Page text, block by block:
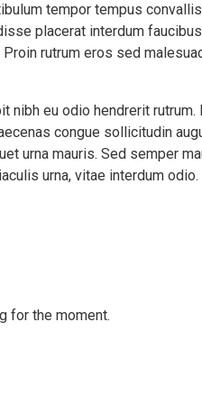
tempor tempus
placerat interdum
rutrum eros sed
nibh eu odio hendrerit
congue sollicitudin
urna mauris. Sed semper
urna, vitae interdum
for the moment.